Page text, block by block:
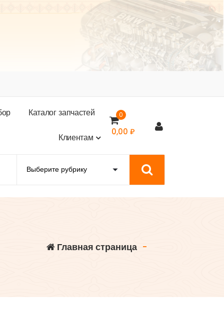
ор Каталогзапчастей
Клиентам
0
0,00 ₽
Главная страница -